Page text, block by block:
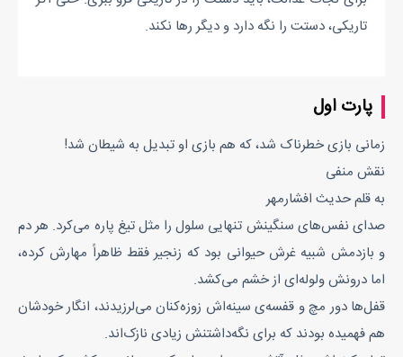
تاریکی، دستت را نگه دارد و دیگر رها نکند.
پارت اول
زمانی بازی خطرناک شد، که هم بازی او تبدیل به شیطان شد!
نقش منفی
به قلم حدیث افشارمهر
صدای نفس‌های سنگینش تنهایی سلول را مثل تیغ پاره می‌کرد. هر دم
و بازدمش شبیه غرش حیوانی بود که زنجیر فقط ظاهراً مهارش کرده،
اما درونش ولوله‌ای از خشم می‌کشد.
قفل‌ها دور مچ و قفسه‌ی سینه‌اش زوزه‌کنان می‌لرزیدند، انگار خودشان
هم فهمیده بودند که برای نگه‌داشتنش زیادی نازک‌اند.